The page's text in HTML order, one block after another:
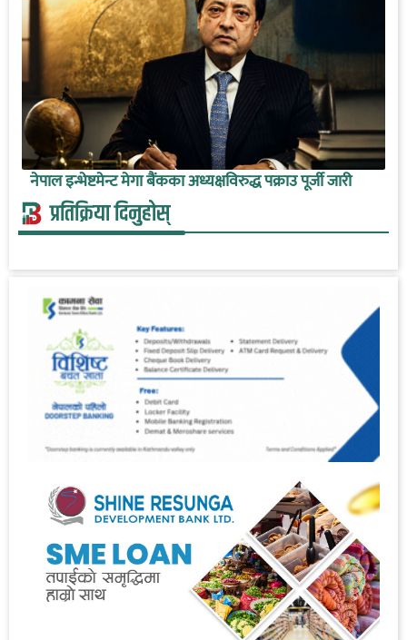
नेपाल इन्भेष्टमेन्ट मेगा बैंकका अध्यक्षविरुद्ध पक्राउ पूर्जी जारी
प्रतिक्रिया दिनुहोस्